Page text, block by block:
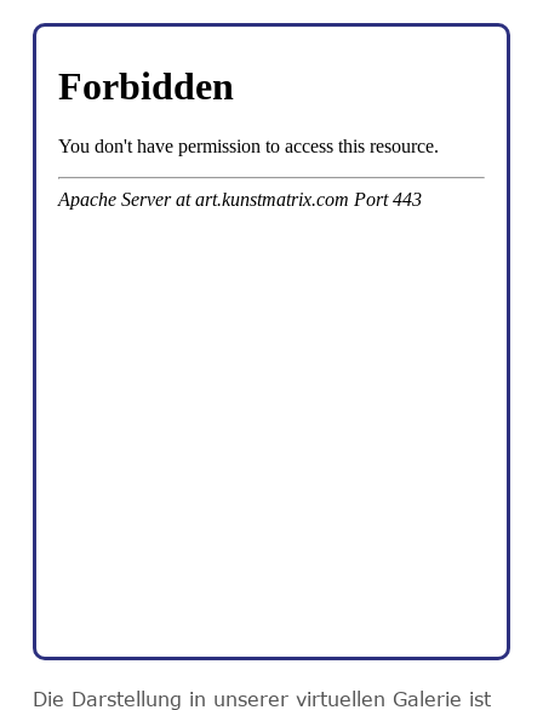
Die Darstellung in unserer virtuellen Galerie ist